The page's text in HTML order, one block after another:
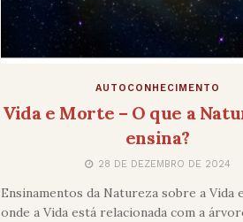
AUTOCONHECIMENTO
Vida e Morte – O que a
ensina?
28 DE DEZEMBRO DE 2024
Ensinamentos da Natureza sobre a Vida
onde a Vida está relacionada com a